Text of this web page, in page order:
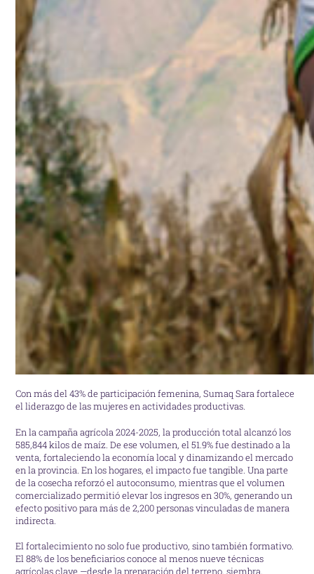
Con más del 43% de participación femenina, Sumaq Sara fortalece
el liderazgo de las mujeres en actividades productivas.
En la campaña agrícola 2024-2025, la producción total alcanzó los
585,844 kilos de maíz. De ese volumen, el 51.9% fue destinado a la
venta, fortaleciendo la economía local y dinamizando el mercado
en la provincia. En los hogares, el impacto fue tangible. Una parte
de la cosecha reforzó el autoconsumo, mientras que el volumen
comercializado permitió elevar los ingresos en 30%, generando un
efecto positivo para más de 2,200 personas vinculadas de manera
indirecta.
El fortalecimiento no solo fue productivo, sino también formativo.
El 88% de los beneficiarios conoce al menos nueve técnicas
agrícolas clave —desde la preparación del terreno, siembra,